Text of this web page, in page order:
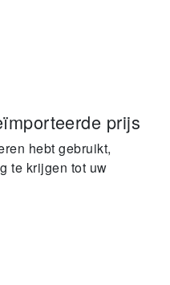
prijs
hebt gebruikt,
te krijgen tot uw